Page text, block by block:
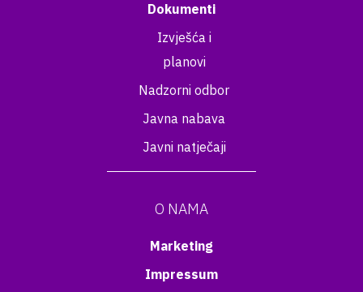
Dokumenti
Izvješća i
planovi
Nadzorni odbor
Javna nabava
Javni natječaji
O NAMA
Marketing
Impressum